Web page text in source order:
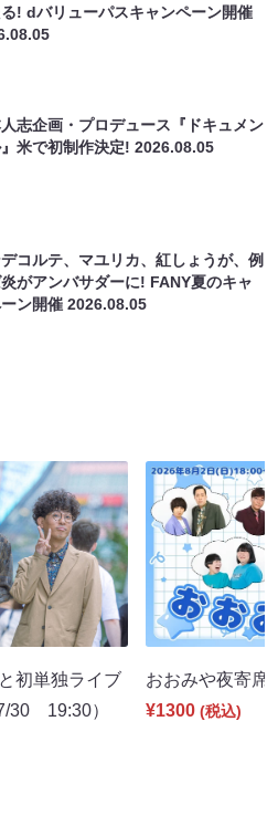
! dバリューパスキャンペーン開催
志企画・プロデュース『ドキュメン
米で初制作決定!2026.08.05
デコルテ、マユリカ、紅しょうが、例
がアンバサダーに! FANY夏のキャ
ーン開催2026.08.05
初単独ライブ
30 19:30）
おおみや夜寄
¥1300 (税込)